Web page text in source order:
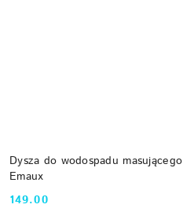
Dysza do wodospadu
Emaux
Cena:
149.00